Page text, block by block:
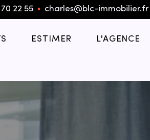
22 55 ▪︎ charles@blc-immobilier.fr
ESTIMER L'AGENCE